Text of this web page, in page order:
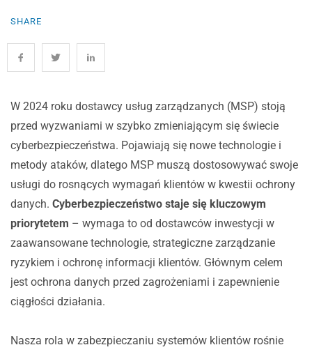
SHARE
W 2024 roku dostawcy usług zarządzanych (MSP) stoją
przed wyzwaniami w szybko zmieniającym się świecie
cyberbezpieczeństwa. Pojawiają się nowe technologie i
metody ataków, dlatego MSP muszą dostosowywać swoje
usługi do rosnących wymagań klientów w kwestii ochrony
danych. Cyberbezpieczeństwo staje się kluczowym
priorytetem – wymaga to od dostawców inwestycji w
zaawansowane technologie, strategiczne zarządzanie
ryzykiem i ochronę informacji klientów. Głównym celem
jest ochrona danych przed zagrożeniami i zapewnienie
ciągłości działania.
Nasza rola w zabezpieczaniu systemów klientów rośnie